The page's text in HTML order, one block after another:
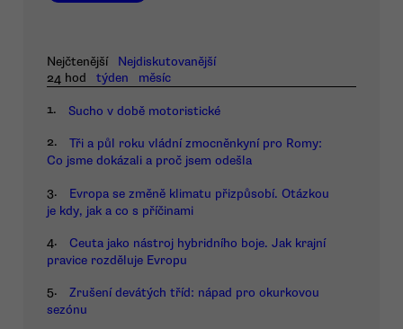
Nejčtenější
Nejdiskutovanější
24 hod
týden měsíc
1. Sucho v době motoristické
2.
Tři a půl roku vládní zmocněnkyní pro Romy:
Co jsme dokázali a proč jsem odešla
3.
Evropa se změně klimatu přizpůsobí. Otázkou
je kdy, jak a co s příčinami
4.
Ceuta jako nástroj hybridního boje. Jak krajní
pravice rozděluje Evropu
5.
Zrušení devátých tříd: nápad pro okurkovou
sezónu